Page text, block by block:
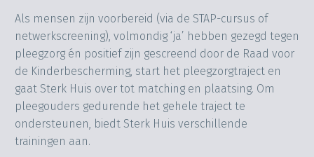
Als mensen zijn voorbereid (via de STAP-cursus of
netwerkscreening), volmondig ‘ja’ hebben gezegd tegen
pleegzorg én positief zijn gescreend door de Raad voor
de Kinderbescherming, start het pleegzorgtraject en
gaat Sterk Huis over tot matching en plaatsing. Om
pleegouders gedurende het gehele traject te
ondersteunen, biedt Sterk Huis verschillende
trainingen aan.